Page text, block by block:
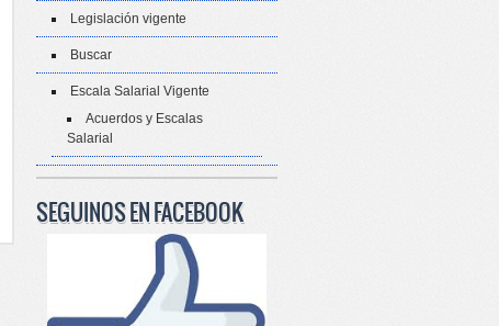
Legislación vigente
Buscar
Escala Salarial Vigente
Acuerdos y Escalas
Salarial
SEGUINOS EN FACEBOOK